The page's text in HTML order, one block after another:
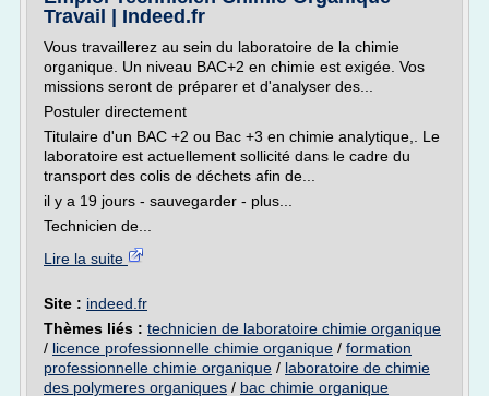
Travail | Indeed.fr
Vous travaillerez au sein du laboratoire de la chimie
organique. Un niveau BAC+2 en chimie est exigée. Vos
missions seront de préparer et d'analyser des...
Postuler directement
Titulaire d'un BAC +2 ou Bac +3 en chimie analytique,. Le
laboratoire est actuellement sollicité dans le cadre du
transport des colis de déchets afin de...
il y a 19 jours - sauvegarder - plus...
Technicien de...
Lire la suite
Site : indeed.fr
Thèmes liés : technicien de laboratoire chimie organique
/ licence professionnelle chimie organique / formation
professionnelle chimie organique / laboratoire de chimie
des polymeres organiques / bac chimie organique